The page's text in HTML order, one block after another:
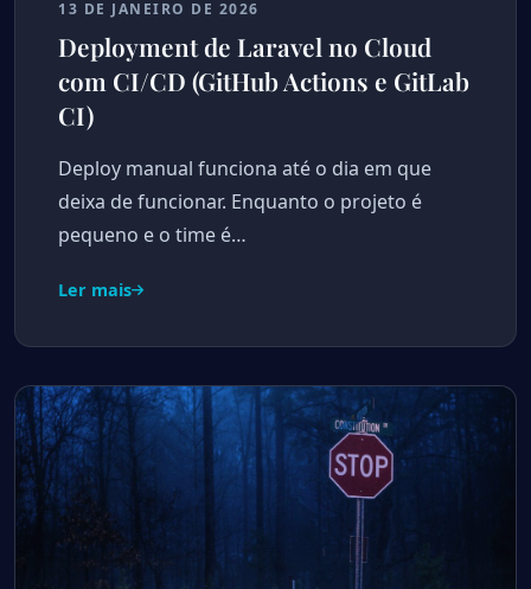
13 DE JANEIRO DE 2026
Deployment de Laravel no Cloud
com CI/CD (GitHub Actions e GitLab
CI)
Deploy manual funciona até o dia em que
deixa de funcionar. Enquanto o projeto é
pequeno e o time é…
Ler mais